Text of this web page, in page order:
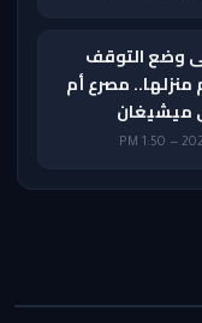
وضع التوقف
مصرع أم
ميشيغان